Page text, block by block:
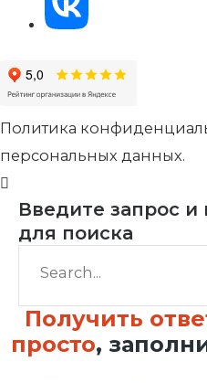
Политика
персональных данных.
Введите запрос
для поиска
Получить
просто,